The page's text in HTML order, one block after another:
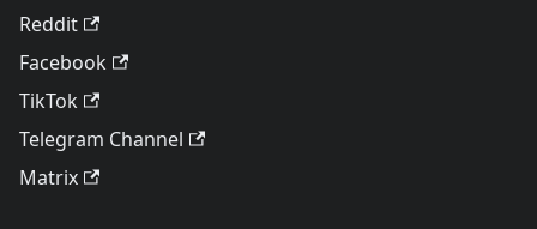
Reddit
Facebook
TikTok
Telegram Channel
Matrix